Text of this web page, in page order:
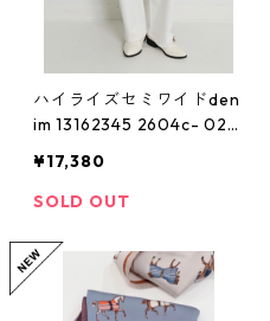
ハイライズセミワイドden
im 13162345 2604c- 028
¥17,380
SOLD OUT